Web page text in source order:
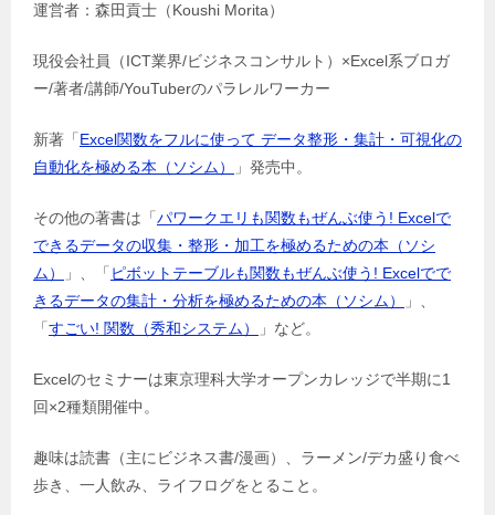
運営者：森田貢士（Koushi Morita）
現役会社員（ICT業界/ビジネスコンサルト）×Excel系ブロガ
ー/著者/講師/YouTuberのパラレルワーカー
新著「 Excel関数をフルに使って データ整形・集計・可視化の
自動化を極める本（ソシム）
」発売中。
その他の著書は「 パワークエリも関数もぜんぶ使う! Excelで
できるデータの収集・整形・加工を極めるための本（ソシ
ム）
」、「 ピボットテーブルも関数もぜんぶ使う! Excelでで
きるデータの集計・分析を極めるための本（ソシム）
」、
「 すごい! 関数（秀和システム） 」など。
Excelのセミナーは東京理科大学オープンカレッジで半期に1
回×2種類開催中。
趣味は読書（主にビジネス書/漫画）、ラーメン/デカ盛り食べ
歩き、一人飲み、ライフログをとること。